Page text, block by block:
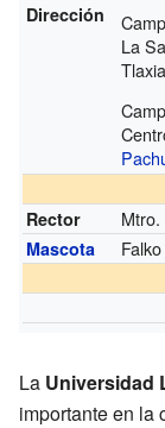
Dirección
La
Rector
Mascota Falko
La Universidad
importante en la